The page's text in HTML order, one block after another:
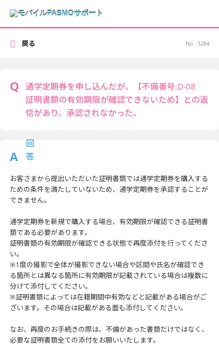
No : 5284
通学定期券を申し込んだが、【不備番号:D-08
証明書類の有効期限が確認できないため】との返
信があり、承認されなかった。
お客さまから提出いただいた証明書類では通学定期券を購入する
ための条件を満たしていないため、通学定期券を承認することが
できません。
通学定期券を新規で購入する場合、有効期限が確認できる証明書
類である必要があります。
証明書類の有効期限が確認できる状態で再度添付を行ってくださ
い。
※1度の撮影で全体が撮影できない場合や区間や氏名が確認でき
る箇所とは異なる箇所に有効期限が記載されている場合は複数に
分けて添付してください。
※証明書類によっては在籍期間中有効などと記載がある場合がご
ざいます。その場合は記載がある面も添付してください。
なお、再度のお手続きの際は、不備があった書類だけではなく、
必要な証明書類全ての添付をお願いいたします。
戻る